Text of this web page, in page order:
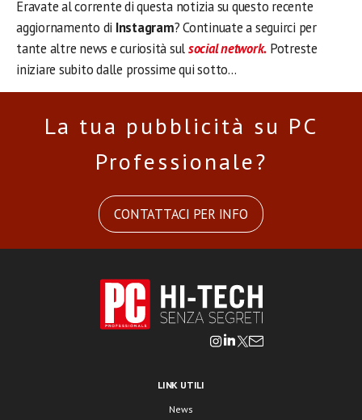
Eravate al corrente di questa notizia su questo recente
aggiornamento di Instagram? Continuate a seguirci per
tante altre news e curiosità sulsocial network. Potreste
iniziare subito dalle prossime qui sotto…
La tua pubblicità su PC
Professionale?
CONTATTACI PER INFO
LINK UTILI
News